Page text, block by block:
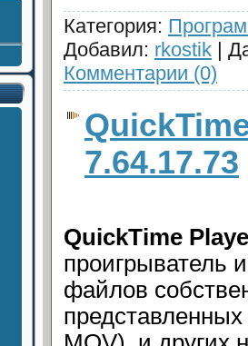
Категория:
Добавил: rkostik |
Комментарии (0)
7.64.17.73
QuickTime
проигрыватель
файлов